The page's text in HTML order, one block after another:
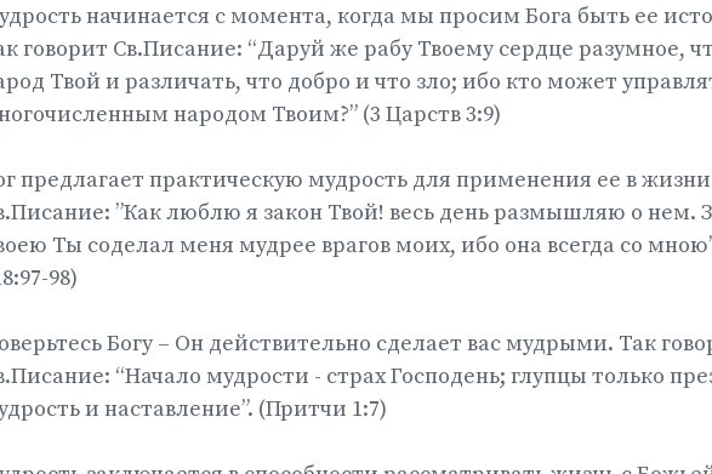
начинается с момента, когда мы просим Бога быть ее
говорит Св.Писание: “Даруй же рабу Твоему сердце разумное,
Твой и различать, что добро и что зло; ибо кто может
народом Твоим?” (3 Царств 3:9)
предлагает практическую мудрость для применения ее в
”Как люблю я закон Твой! весь день размышляю о нем.
Ты соделал меня мудрее врагов моих, ибо она всегда со
98)
Богу – Он действительно сделает вас мудрыми. Так
“Начало мудрости - страх Господень; глупцы только
и наставление”. (Притчи 1:7)